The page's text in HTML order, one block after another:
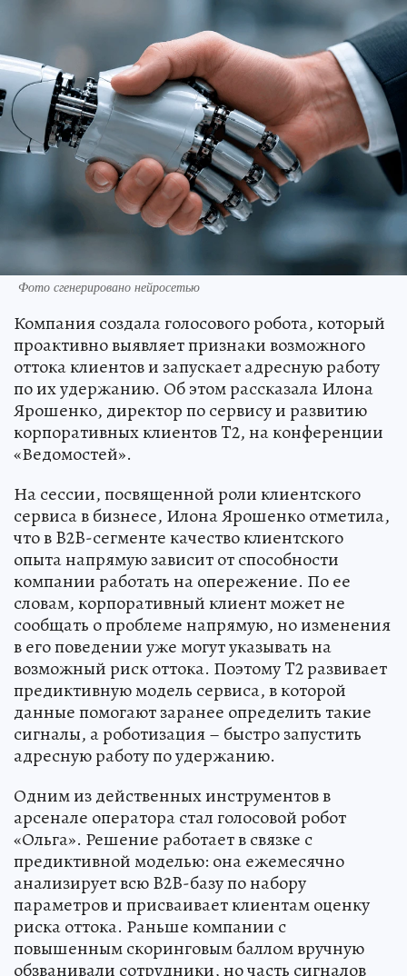
Фото сгенерировано нейросетью
Компания создала голосового робота, который
проактивно выявляет признаки возможного
оттока клиентов и запускает адресную работу
по их удержанию. Об этом рассказала Илона
Ярошенко, директор по сервису и развитию
корпоративных клиентов T2, на конференции
«Ведомостей».
На сессии, посвященной роли клиентского
сервиса в бизнесе, Илона Ярошенко отметила,
что в B2B-сегменте качество клиентского
опыта напрямую зависит от способности
компании работать на опережение. По ее
словам, корпоративный клиент может не
сообщать о проблеме напрямую, но изменения
в его поведении уже могут указывать на
возможный риск оттока. Поэтому T2 развивает
предиктивную модель сервиса, в которой
данные помогают заранее определить такие
сигналы, а роботизация – быстро запустить
адресную работу по удержанию.
Одним из действенных инструментов в
арсенале оператора стал голосовой робот
«Ольга». Решение работает в связке с
предиктивной моделью: она ежемесячно
анализирует всю B2B-базу по набору
параметров и присваивает клиентам оценку
риска оттока. Раньше компании с
повышенным скоринговым баллом вручную
обзванивали сотрудники, но часть сигналов